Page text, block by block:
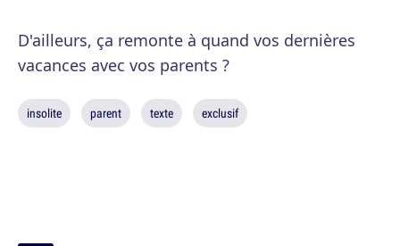
D'ailleurs, ça remonte à quand vos dernières
vacances avec vos parents ?
insolite parent texte exclusif